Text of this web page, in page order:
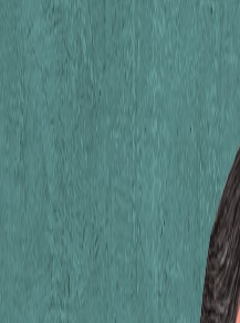
Opini
Konsultasi Syariah
Resonansi
Sejarah
Lensa
Iqtishodia